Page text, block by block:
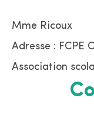
Mme Ricoux
Adresse : FCPE
Association